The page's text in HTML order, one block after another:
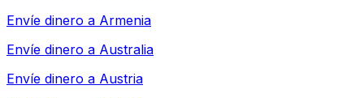
Envíe dinero a Armenia
Envíe dinero a Australia
Envíe dinero a Austria